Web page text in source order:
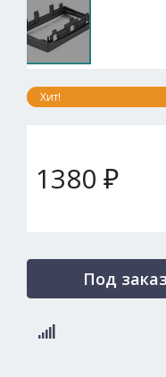
Хит!
1380 ₽
Под заказ